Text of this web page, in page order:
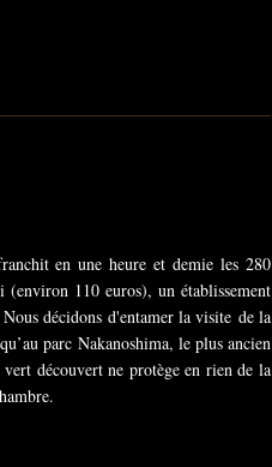
en une heure et demie les 280
110 euros), un établissement
décidons d'entamer la visite de la
parc Nakanoshima, le plus ancien
découvert ne protège en rien de la